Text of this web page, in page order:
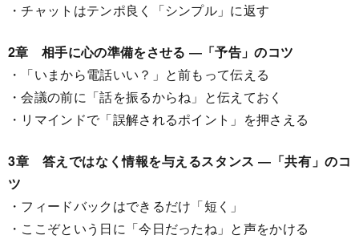
・チャットはテンポ良く「シンプル」に返す
2章 相手に心の準備をさせる ―「予告」のコツ
・「いまから電話いい？」と前もって伝える
・会議の前に「話を振るからね」と伝えておく
・リマインドで「誤解されるポイント」を押さえる
3章 答えではなく情報を与えるスタンス ―「共有」のコ
ツ
・フィードバックはできるだけ「短く」
・ここぞという日に「今日だったね」と声をかける